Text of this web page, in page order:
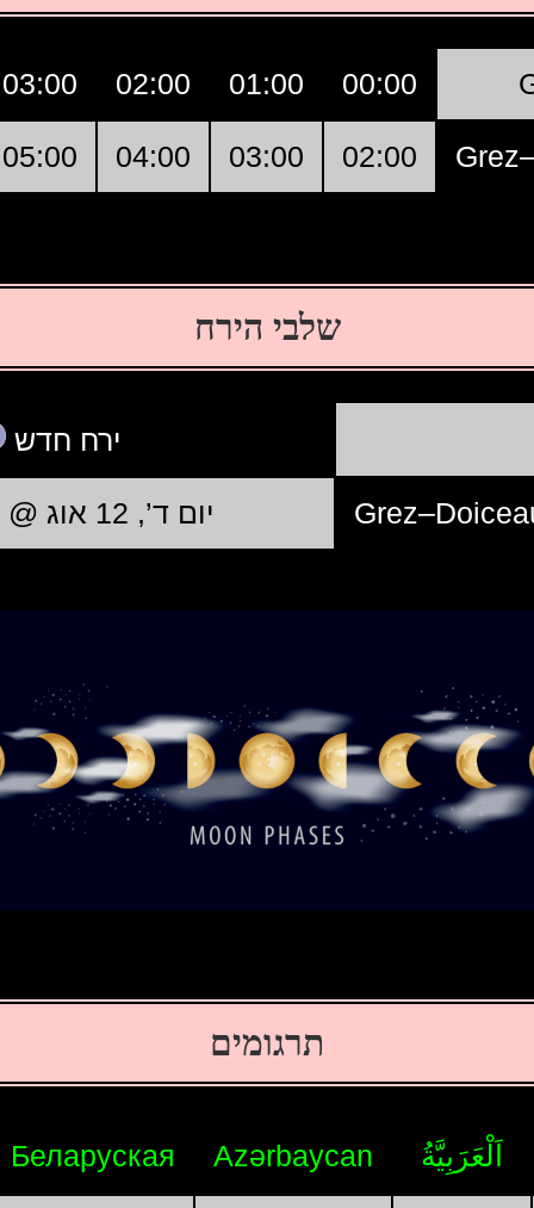
00:00
01:00
02:00
03:00
02:00
03:00
04:00
05:00
שלבי הירח
ירח חדש
יום ד’, 12 אוג @ 12:37:37
תרגומים
اَلْعَرَبِيَّةُ Azərbaycan
Беларуская